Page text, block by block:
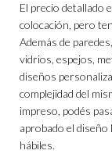
El precio detallado
colocación, pero
Además de
vidrios, espejos,
diseños
complejidad del
impreso, podés
aprobado el
hábiles.